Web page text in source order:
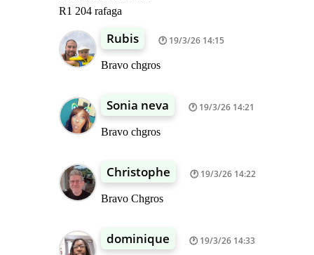
R1 204 rafaga
Rubis 19/3/26 14:15
Bravo chgros
Sonia neva 19/3/26 14:21
Bravo chgros
Christophe 19/3/26 14:22
Bravo Chgros
dominique 19/3/26 14:33